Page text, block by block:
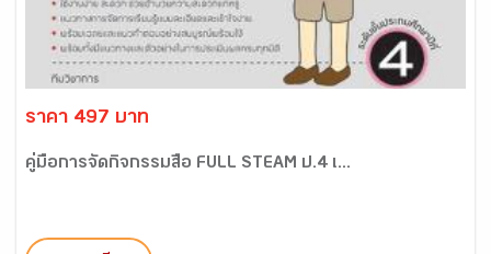
ราคา 497 บาท
คู่มือการจัดกิจกรรมสื่อ FULL STEAM ป.4 เ...